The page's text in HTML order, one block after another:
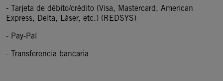
- Tarjeta de débito/crédito (Visa, Mastercard, American
Express, Delta, Láser, etc.) (REDSYS)
- Pay-Pal
- Transferencia bancaria